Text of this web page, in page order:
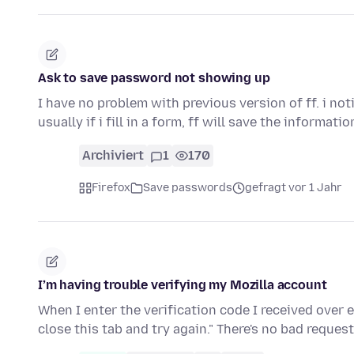
Ask to save password not showing up
I have no problem with previous version of ff. i
usually if i fill in a form, ff will save the
Archiviert 1 170
Firefox Save passwords gefragt vor 1 Jahr
I’m having trouble verifying my Mozilla account
When I enter the verification code I received over
close this tab and try again." There's no bad